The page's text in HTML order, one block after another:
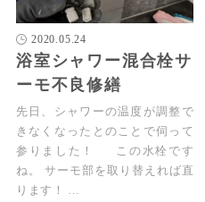
2020.05.24
浴室シャワー混合栓サ
ーモ不良修繕
先日、シャワーの温度が調整で
きなくなったとのことで伺って
参りました！ この水栓です
ね。 サーモ部を取り替えれば直
ります！ …